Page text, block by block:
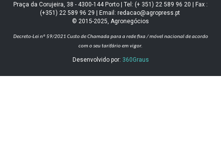
Praça da Corujeira, 38 - 4300-144 Porto | Tel: (+ 351) 22 589 96 20 | Fax :
(+351) 22 589 96 29 | Email: redacao@agropress.pt
© 2015-2025, Agronegócios
Decreto-Lei nº 59/2021 Custo de Chamada para a rede fixa / móvel nacional de acordo
com o seu tarifário em vigor.
Desenvolvido por: 360Graus